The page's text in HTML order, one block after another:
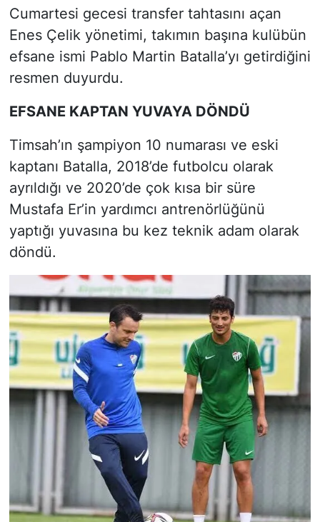
Cumartesi gecesi transfer tahtasını açan
Enes Çelik yönetimi, takımın başına kulübün
efsane ismi Pablo Martin Batalla’yı getirdiğini
resmen duyurdu.
EFSANE KAPTAN YUVAYA DÖNDÜ
Timsah’ın şampiyon 10 numarası ve eski
kaptanı Batalla, 2018’de futbolcu olarak
ayrıldığı ve 2020’de çok kısa bir süre
Mustafa Er’in yardımcı antrenörlüğünü
yaptığı yuvasına bu kez teknik adam olarak
döndü.